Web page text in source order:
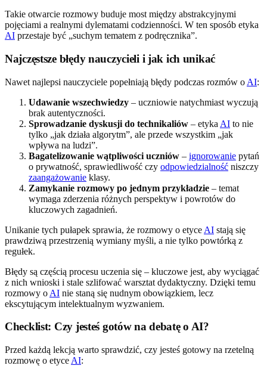
Takie otwarcie rozmowy buduje most między abstrakcyjnymi
pojęciami a realnymi dylematami codzienności. W ten sposób etyka
AI przestaje być „suchym tematem z podręcznika”.
Najczęstsze błędy nauczycieli i jak ich unikać
Nawet najlepsi nauczyciele popełniają błędy podczas rozmów o AI:
Udawanie wszechwiedzy – uczniowie natychmiast wyczują
brak autentyczności.
Sprowadzanie dyskusji do technikaliów – etyka AI to nie
tylko „jak działa algorytm”, ale przede wszystkim „jak
wpływa na ludzi”.
Bagatelizowanie wątpliwości uczniów – ignorowanie pytań
o prywatność, sprawiedliwość czy odpowiedzialność niszczy
zaangażowanie klasy.
Zamykanie rozmowy po jednym przykładzie – temat
wymaga zderzenia różnych perspektyw i powrotów do
kluczowych zagadnień.
Unikanie tych pułapek sprawia, że rozmowy o etyce AI stają się
prawdziwą przestrzenią wymiany myśli, a nie tylko powtórką z
regułek.
Błędy są częścią procesu uczenia się – kluczowe jest, aby wyciągać
z nich wnioski i stale szlifować warsztat dydaktyczny. Dzięki temu
rozmowy o AI nie staną się nudnym obowiązkiem, lecz
ekscytującym intelektualnym wyzwaniem.
Checklist: Czy jesteś gotów na debatę o AI?
Przed każdą lekcją warto sprawdzić, czy jesteś gotowy na rzetelną
rozmowę o etyce AI: